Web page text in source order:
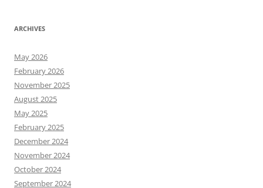
ARCHIVES
May 2026
February 2026
November 2025
August 2025
May 2025
February 2025
December 2024
November 2024
October 2024
September 2024